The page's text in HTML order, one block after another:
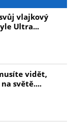
vlajkový
Ultra...
vidět,
světě....